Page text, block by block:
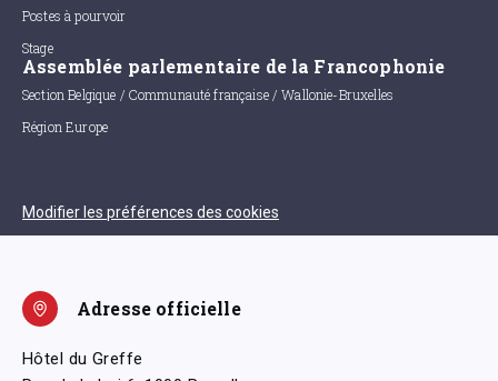
Postes à pourvoir
Stage
Assemblée parlementaire de la Francophonie
Section Belgique / Communauté française / Wallonie-Bruxelles
Région Europe
Modifier les préférences des cookies
Adresse officielle
Hôtel du Greffe